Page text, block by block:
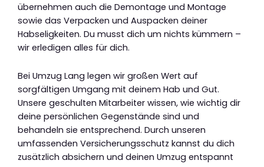
übernehmen auch die Demontage und Montage
sowie das Verpacken und Auspacken deiner
Habseligkeiten. Du musst dich um nichts kümmern –
wir erledigen alles für dich.
Bei Umzug Lang legen wir großen Wert auf
sorgfältigen Umgang mit deinem Hab und Gut.
Unsere geschulten Mitarbeiter wissen, wie wichtig dir
deine persönlichen Gegenstände sind und
behandeln sie entsprechend. Durch unseren
umfassenden Versicherungsschutz kannst du dich
zusätzlich absichern und deinen Umzug entspannt